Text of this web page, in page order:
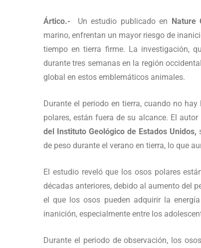
Ártico.- Un estudio publicado en Nature
marino, enfrentan un mayor riesgo de
tiempo en tierra firme. La investigación,
durante tres semanas en la región
global en estos emblemáticos animales.
Durante el periodo en tierra, cuando no
polares, están fuera de su alcance. El
del Instituto Geológico de Estados Unidos,
de peso durante el verano en tierra, lo que
El estudio reveló que los osos polares
décadas anteriores, debido al aumento del
el que los osos pueden adquirir la
inanición, especialmente entre los
Durante el periodo de observación, los